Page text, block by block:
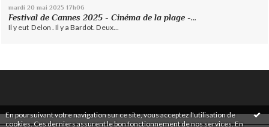
En poursuivant votre navigation sur ce site, vous acceptez l'utilisation de
cookies. Ces derniers assurent le bon fonctionnement de nos services.En
mardi 20 mai 2025 17h06
Festival de Cannes 2025 - Cinéma de la plage -...
Il y eut Delon . Il y a Bardot. Deux...